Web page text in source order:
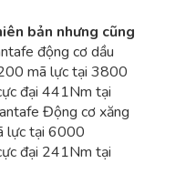
bản nhưng cũng
động cơ dầu
mã lực tại 3800
đại 441Nm tại
Động cơ xăng
lực tại 6000
đại 241Nm tại